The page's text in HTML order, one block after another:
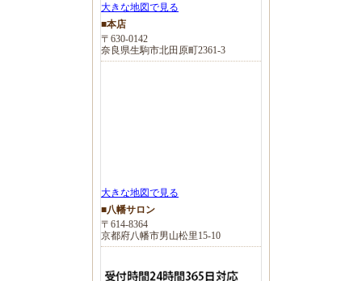
大きな地図で見る
■本店
〒630-0142
奈良県生駒市北田原町2361-3
大きな地図で見る
■八幡サロン
〒614-8364
京都府八幡市男山松里15-10